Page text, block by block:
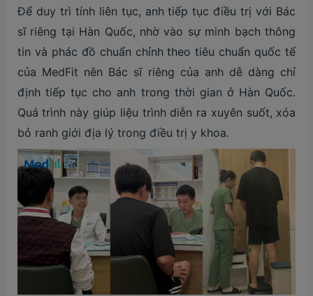
Để duy trì tính liên tục, anh tiếp tục điều trị với Bác
sĩ riêng tại Hàn Quốc, nhờ vào sự minh bạch thông
tin và phác đồ chuẩn chỉnh theo tiêu chuẩn quốc tế
của MedFit nên Bác sĩ riêng của anh dễ dàng chỉ
định tiếp tục cho anh trong thời gian ở Hàn Quốc.
Quá trình này giúp liệu trình diễn ra xuyên suốt, xóa
bỏ ranh giới địa lý trong điều trị y khoa.